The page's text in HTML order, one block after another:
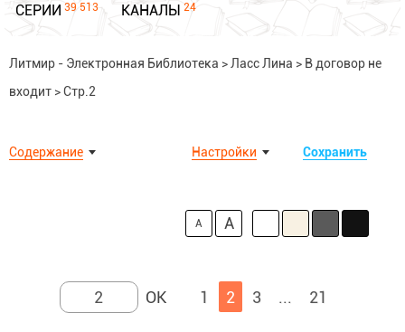
СЕРИИ 39 513 КАНАЛЫ 24
Литмир - Электронная Библиотека > Ласс Лина > В договор не
входит >Стр.2
Содержание Сохранить
Настройки
A A
1 2 3 ... 21